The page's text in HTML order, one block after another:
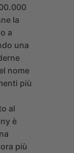
la
a
una
nome
più
al
è
più